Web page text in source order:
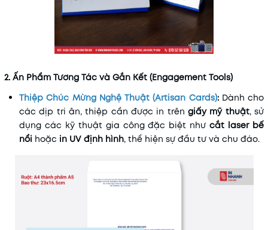
2. Ấn Phẩm Tương Tác và Gắn Kết (Engagement Tools)
Thiệp Chúc Mừng Nghệ Thuật (Artisan Cards):Dành cho
các dịp tri ân, thiệp cần được in trên giấy mỹ thuật, sử
dụng các kỹ thuật gia công đặc biệt nhưcắt laser bế
nổi hoặc in UV định hình, thể hiện sự đầu tư và chu đáo.